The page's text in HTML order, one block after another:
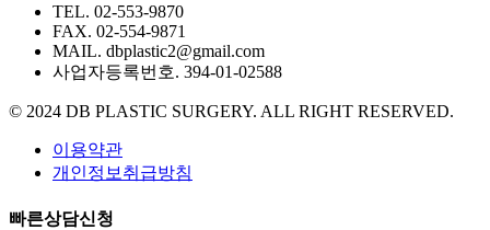
TEL. 02-553-9870
FAX. 02-554-9871
MAIL. dbplastic2@gmail.com
사업자등록번호. 394-01-02588
© 2024 DB PLASTIC SURGERY. ALL RIGHT RESERVED.
이용약관
개인정보취급방침
빠른상담신청